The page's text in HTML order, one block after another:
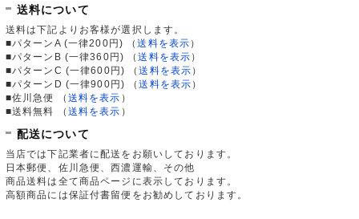
送料について
送料は下記よりお客様が選択します。
■パターンA (一律200円)
（送料を表示 ）
■パターンB (一律360円)
（送料を表示 ）
■パターンC (一律600円)
（送料を表示 ）
■パターンD (一律900円)
（送料を表示 ）
■佐川急便
（ 送料を表示 ）
■送料無料
（ 送料を表示 ）
配送について
当店では下記業者に配送をお願いしております。
日本郵便、佐川急便、西濃運輸、その他
商品送料は全て商品ページに表示しております。
高額商品には保証付書留便をお勧めしております。